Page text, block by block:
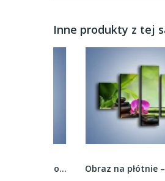
Inne produkty z tej